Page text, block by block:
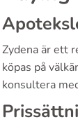
Zydena är ett
köpas på
konsultera